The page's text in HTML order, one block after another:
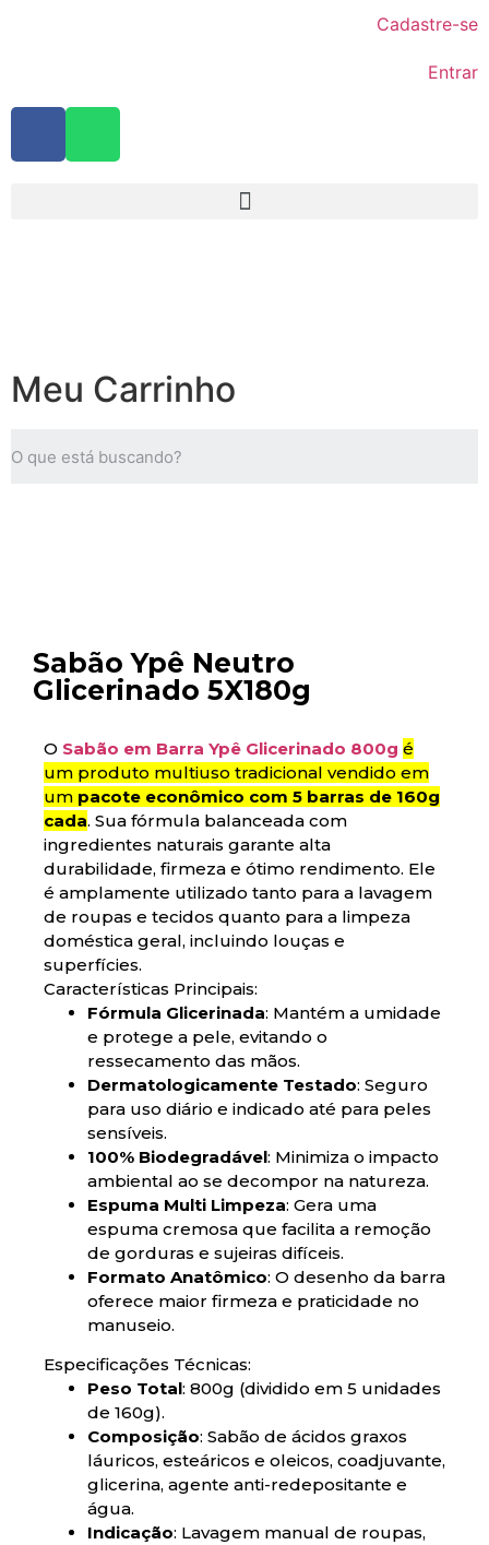
Cadastre-se
Entrar
Meu Carrinho
Sabão Ypê Neutro
Glicerinado 5X180g
O Sabão em Barra Ypê Glicerinado 800g é
um produto multiuso tradicional vendido em
um pacote econômico com 5 barras de 160g
cada. Sua fórmula balanceada com
ingredientes naturais garante alta
durabilidade, firmeza e ótimo rendimento. Ele
é amplamente utilizado tanto para a lavagem
de roupas e tecidos quanto para a limpeza
doméstica geral, incluindo louças e
superfícies.
Características Principais:
Fórmula Glicerinada: Mantém a umidade
e protege a pele, evitando o
ressecamento das mãos.
Dermatologicamente Testado: Seguro
para uso diário e indicado até para peles
sensíveis.
100% Biodegradável: Minimiza o impacto
ambiental ao se decompor na natureza.
Espuma Multi Limpeza: Gera uma
espuma cremosa que facilita a remoção
de gorduras e sujeiras difíceis.
Formato Anatômico: O desenho da barra
oferece maior firmeza e praticidade no
manuseio.
Especificações Técnicas:
Peso Total: 800g (dividido em 5 unidades
de 160g).
Composição: Sabão de ácidos graxos
láuricos, esteáricos e oleicos, coadjuvante,
glicerina, agente anti-redepositante e
água.
Indicação: Lavagem manual de roupas,